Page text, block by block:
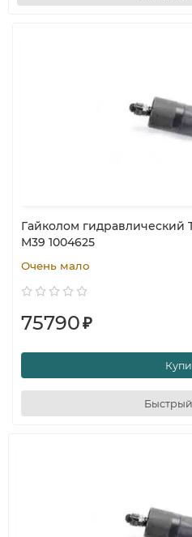
Гайколом гидравлический
M39 1004625
Очень мало
75790₽
Быстрый